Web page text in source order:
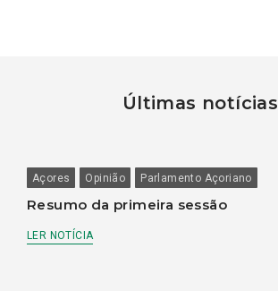
Últimas notícias
Açores Opinião Parlamento Açoriano
Resumo da primeira sessão
LER NOTÍCIA